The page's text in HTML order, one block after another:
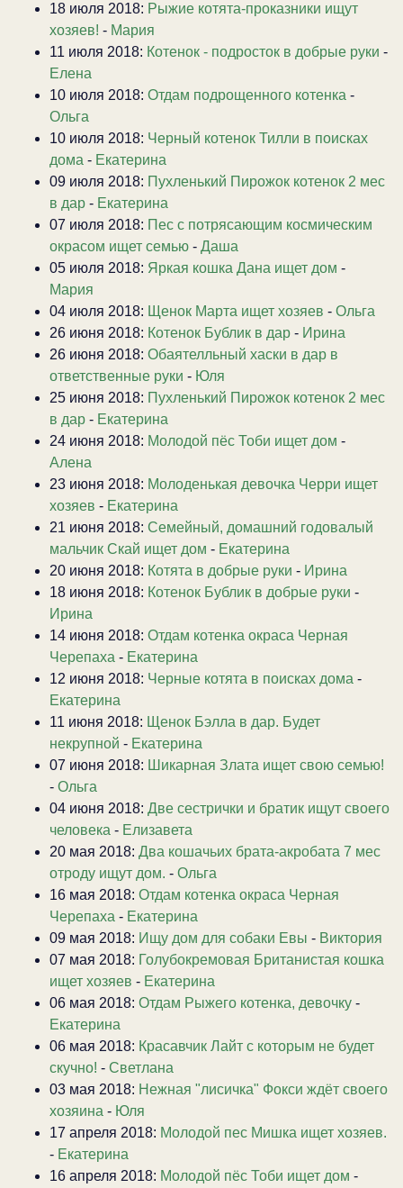
18 июля 2018: Рыжие котята-проказники ищут
хозяев! - Мария
11 июля 2018: Котенок - подросток в добрые руки -
Елена
10 июля 2018: Отдам подрощенного котенка -
Ольга
10 июля 2018: Черный котенок Тилли в поисках
дома - Екатерина
09 июля 2018: Пухленький Пирожок котенок 2 мес
в дар - Екатерина
07 июля 2018: Пес с потрясающим космическим
окрасом ищет семью - Даша
05 июля 2018: Яркая кошка Дана ищет дом -
Мария
04 июля 2018: Щенок Марта ищет хозяев - Ольга
26 июня 2018: Котенок Бублик в дар - Ирина
26 июня 2018: Обаятелльный хаски в дар в
ответственные руки - Юля
25 июня 2018: Пухленький Пирожок котенок 2 мес
в дар - Екатерина
24 июня 2018: Молодой пёс Тоби ищет дом -
Алена
23 июня 2018: Молоденькая девочка Черри ищет
хозяев - Екатерина
21 июня 2018: Семейный, домашний годовалый
мальчик Скай ищет дом - Екатерина
20 июня 2018: Котята в добрые руки - Ирина
18 июня 2018: Котенок Бублик в добрые руки -
Ирина
14 июня 2018: Отдам котенка окраса Черная
Черепаха - Екатерина
12 июня 2018: Черные котята в поисках дома -
Екатерина
11 июня 2018: Щенок Бэлла в дар. Будет
некрупной - Екатерина
07 июня 2018: Шикарная Злата ищет свою семью!
- Ольга
04 июня 2018: Две сестрички и братик ищут своего
человека - Елизавета
20 мая 2018: Два кошачьих брата-акробата 7 мес
отроду ищут дом. - Ольга
16 мая 2018: Отдам котенка окраса Черная
Черепаха - Екатерина
09 мая 2018: Ищу дом для собаки Евы - Виктория
07 мая 2018: Голубокремовая Британистая кошка
ищет хозяев - Екатерина
06 мая 2018: Отдам Рыжего котенка, девочку -
Екатерина
06 мая 2018: Красавчик Лайт с которым не будет
скучно! - Светлана
03 мая 2018: Нежная "лисичка" Фокси ждёт своего
хозяина - Юля
17 апреля 2018: Молодой пес Мишка ищет хозяев.
- Екатерина
16 апреля 2018: Молодой пёс Тоби ищет дом -